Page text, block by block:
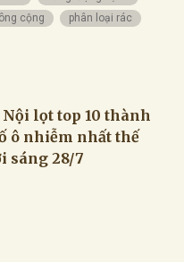
cộng
phân loại rác
Nội lọt top 10 thành
ô nhiễm nhất thế
sáng 28/7